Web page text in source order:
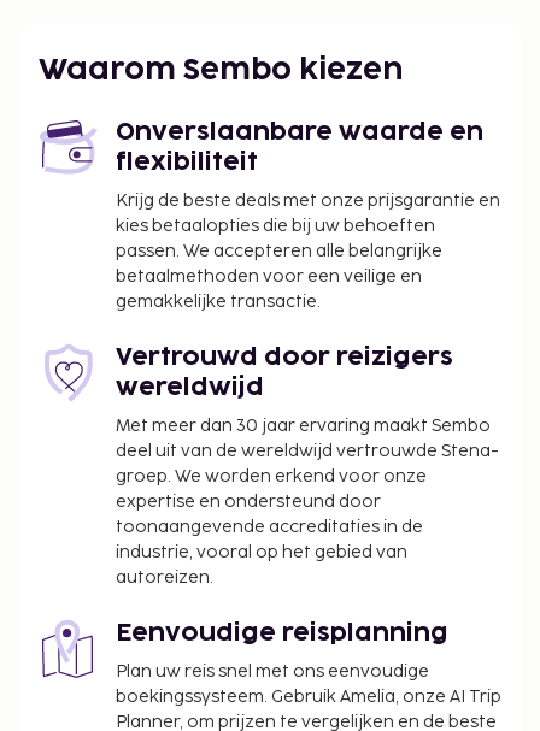
Waarom Sembo kiezen
Onverslaanbare waarde en
flexibiliteit
Krijg de beste deals met onze prijsgarantie en
kies betaalopties die bij uw behoeften
passen. We accepteren alle belangrijke
betaalmethoden voor een veilige en
gemakkelijke transactie.
Vertrouwd door reizigers
wereldwijd
Met meer dan 30 jaar ervaring maakt Sembo
deel uit van de wereldwijd vertrouwde Stena-
groep. We worden erkend voor onze
expertise en ondersteund door
toonaangevende accreditaties in de
industrie, vooral op het gebied van
autoreizen.
Eenvoudige reisplanning
Plan uw reis snel met ons eenvoudige
boekingssysteem. Gebruik Amelia, onze AI Trip
Planner, om prijzen te vergelijken en de beste